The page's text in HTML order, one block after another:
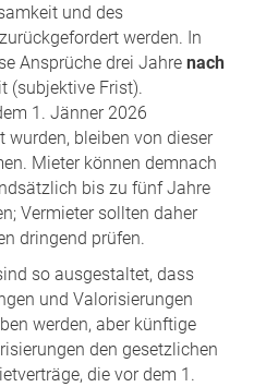
und des
werden. In
Ansprüche drei Jahre nach
(subjektive Frist).
1. Jänner 2026
bleiben von dieser
Mieter können demnach
bis zu fünf Jahre
Vermieter sollten daher
dringend prüfen.
so ausgestaltet, dass
und Valorisierungen
werden, aber künftige
den gesetzlichen
die vor dem 1.